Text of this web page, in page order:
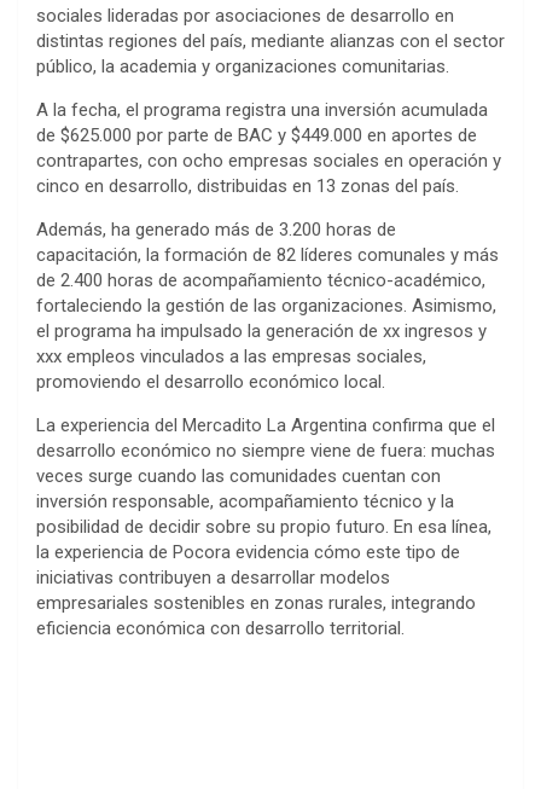
sociales lideradas por asociaciones de desarrollo en
distintas regiones del país, mediante alianzas con el sector
público, la academia y organizaciones comunitarias.
A la fecha, el programa registra una inversión acumulada
de $625.000 por parte de BAC y $449.000 en aportes de
contrapartes, con ocho empresas sociales en operación y
cinco en desarrollo, distribuidas en 13 zonas del país.
Además, ha generado más de 3.200 horas de
capacitación, la formación de 82 líderes comunales y más
de 2.400 horas de acompañamiento técnico-académico,
fortaleciendo la gestión de las organizaciones. Asimismo,
el programa ha impulsado la generación de xx ingresos y
xxx empleos vinculados a las empresas sociales,
promoviendo el desarrollo económico local.
La experiencia del Mercadito La Argentina confirma que el
desarrollo económico no siempre viene de fuera: muchas
veces surge cuando las comunidades cuentan con
inversión responsable, acompañamiento técnico y la
posibilidad de decidir sobre su propio futuro. En esa línea,
la experiencia de Pocora evidencia cómo este tipo de
iniciativas contribuyen a desarrollar modelos
empresariales sostenibles en zonas rurales, integrando
eficiencia económica con desarrollo territorial.